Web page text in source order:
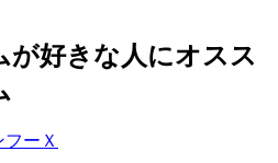
が好きな人にオスス